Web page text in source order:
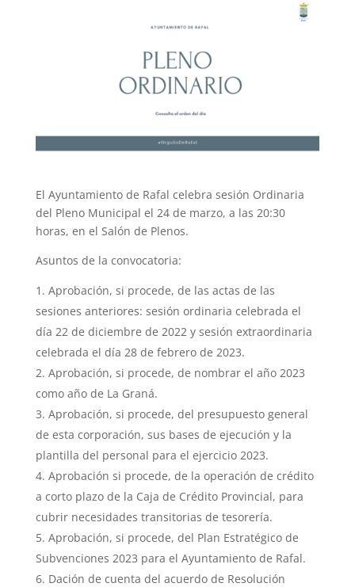
El Ayuntamiento de Rafal celebra sesión Ordinaria
del Pleno Municipal el 24 de marzo, a las 20:30
horas, en el Salón de Plenos.
Asuntos de la convocatoria:
Aprobación, si procede, de las actas de las
sesiones anteriores: sesión ordinaria celebrada el
día 22 de diciembre de 2022 y sesión extraordinaria
celebrada el día 28 de febrero de 2023.
Aprobación, si procede, de nombrar el año 2023
como año de La Graná.
Aprobación, si procede, del presupuesto general
de esta corporación, sus bases de ejecución y la
plantilla del personal para el ejercicio 2023.
Aprobación si procede, de la operación de crédito
a corto plazo de la Caja de Crédito Provincial, para
cubrir necesidades transitorias de tesorería.
Aprobación, si procede, del Plan Estratégico de
Subvenciones 2023 para el Ayuntamiento de Rafal.
Dación de cuenta del acuerdo de Resolución